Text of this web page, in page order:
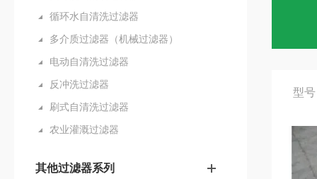
循环水自清洗过滤器
多介质过滤器（机械过滤器）
电动自清洗过滤器
反冲洗过滤器
刷式自清洗过滤器
农业灌溉过滤器
其他过滤器系列
型